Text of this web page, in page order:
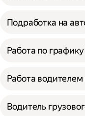
Подработка на
Работа по
Работа водителем
Водитель